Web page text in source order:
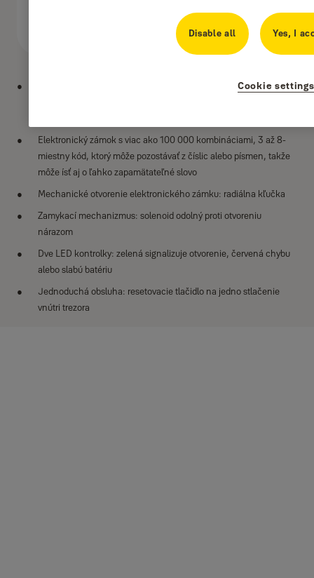
Integrovaný alarm s hlasitosťou 130 dB sa spustí pri pokuse o
Elektronický zámok s viac ako 100 000 kombináciami, 3 až 8-
miestny kód, ktorý môže pozostávať z číslic alebo písmen, takže
môže ísť aj o ľahko zapamätateľné slovo
Mechanické otvorenie elektronického zámku: radiálna kľučka
Zamykací mechanizmus: solenoid odolný proti otvoreniu
nárazom
Dve LED kontrolky: zelená signalizuje otvorenie, červená chybu
alebo slabú batériu
Jednoduchá obsluha: resetovacie tlačidlo na jedno stlačenie
vnútri trezora
Disable all Yes, I
Cookie settings